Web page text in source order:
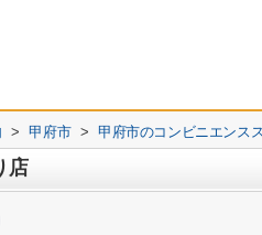
> 甲府市 > 甲府市のコンビニエンス
店